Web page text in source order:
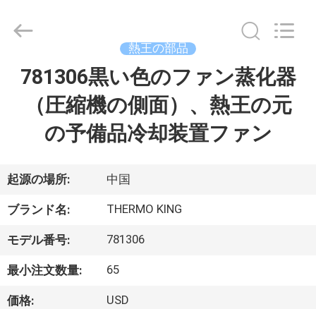
品
わ
た
し
2026
LIMITED.
熱王の部品
781306黒い色のファン蒸化器
（圧縮機の側面）、熱王の元
の予備品冷却装置ファン
起源の場所: 中国
ブランド名: THERMO KING
モデル番号: 781306
最小注文数量: 65
価格: USD